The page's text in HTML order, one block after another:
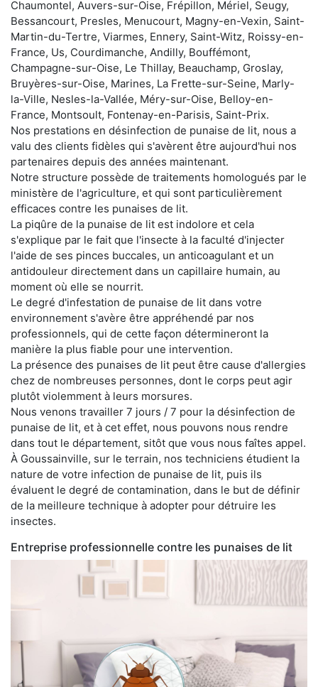
Chaumontel, Auvers-sur-Oise, Frépillon, Mériel, Seugy,
Bessancourt, Presles, Menucourt, Magny-en-Vexin, Saint-
Martin-du-Tertre, Viarmes, Ennery, Saint-Witz, Roissy-en-
France, Us, Courdimanche, Andilly, Bouffémont,
Champagne-sur-Oise, Le Thillay, Beauchamp, Groslay,
Bruyères-sur-Oise, Marines, La Frette-sur-Seine, Marly-
la-Ville, Nesles-la-Vallée, Méry-sur-Oise, Belloy-en-
France, Montsoult, Fontenay-en-Parisis, Saint-Prix.
Nos prestations en désinfection de punaise de lit, nous a
valu des clients fidèles qui s'avèrent être aujourd'hui nos
partenaires depuis des années maintenant.
Notre structure possède de traitements homologués par le
ministère de l'agriculture, et qui sont particulièrement
efficaces contre les punaises de lit.
La piqûre de la punaise de lit est indolore et cela
s'explique par le fait que l'insecte à la faculté d'injecter
l'aide de ses pinces buccales, un anticoagulant et un
antidouleur directement dans un capillaire humain, au
moment où elle se nourrit.
Le degré d'infestation de punaise de lit dans votre
environnement s'avère être appréhendé par nos
professionnels, qui de cette façon détermineront la
manière la plus fiable pour une intervention.
La présence des punaises de lit peut être cause d'allergies
chez de nombreuses personnes, dont le corps peut agir
plutôt violemment à leurs morsures.
Nous venons travailler 7 jours / 7 pour la désinfection de
punaise de lit, et à cet effet, nous pouvons nous rendre
dans tout le département, sitôt que vous nous faîtes appel.
À Goussainville, sur le terrain, nos techniciens étudient la
nature de votre infection de punaise de lit, puis ils
évaluent le degré de contamination, dans le but de définir
de la meilleure technique à adopter pour détruire les
insectes.
Entreprise professionnelle contre les punaises de lit